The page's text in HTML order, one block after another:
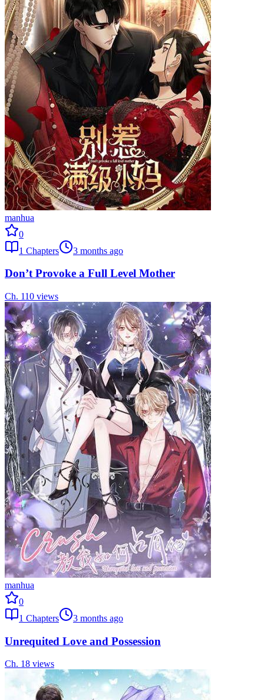
manhua
0
1 Chapters 3 months ago
Don’t Provoke a Full Level Mother
Ch. 110 views
manhua
0
1 Chapters 3 months ago
Unrequited Love and Possession
Ch. 18 views